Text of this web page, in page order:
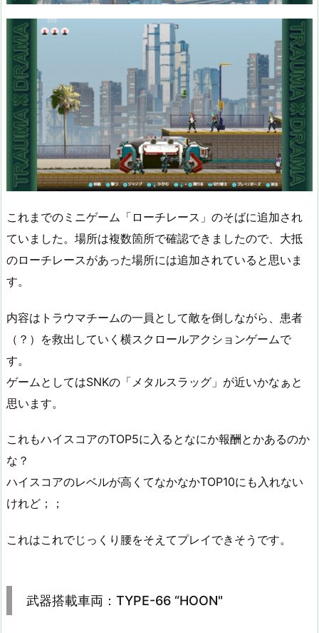
これまでのミニゲーム「ローチレース」のそばに追加され
ていました。場所は複数箇所で確認できましたので、大抵
のローチレースがあった場所には追加されていると思いま
す。
内容はトラウマチームの一員として敵を倒しながら、患者
（？）を救出していく横スクロールアクションゲームで
す。
ゲームとしてはSNKの「メタルスラッグ」が近いかなぁと
思います。
これもハイスコアのTOP5に入るとなにか報酬とかあるのか
な？
ハイスコアのレベルが高くてなかなかTOP10にも入れない
けれど；；
これはこれでじっくり腰をそえてプレイできそうです。
武器搭載車両：TYPE-66 “HOON"